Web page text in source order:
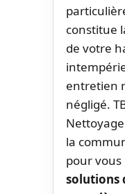
constitue
de votre
entretien
négligé.
la
pour vous
solutions